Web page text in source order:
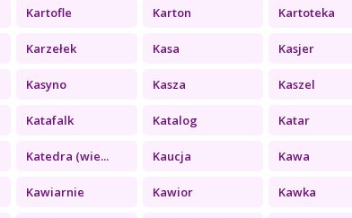
Kartofle Karton Kartoteka
Karzełek Kasa Kasjer
Kasyno Kasza Kaszel
Katafalk Katalog Katar
Katedra (wie... Kaucja Kawa
Kawiarnie Kawior Kawka